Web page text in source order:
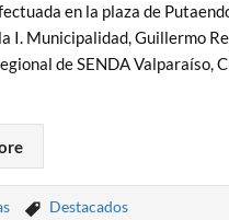
en la plaza de
I. Municipalidad, Guillermo
de SENDA Valparaíso,
Destacados